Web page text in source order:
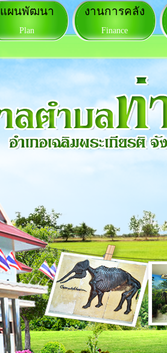
แผนพัฒนา
Plan
งานการคลัง
Finance